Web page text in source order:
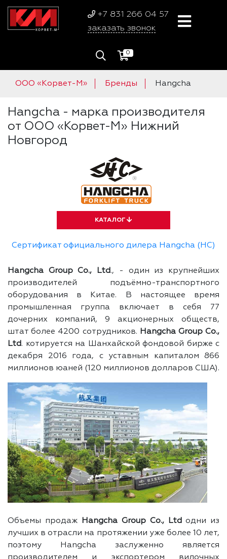
+7 831 266 04 57
заказать звонок
0
ООО «Корвет-М» Бренды Hangcha
Hangcha - марка производителя
от ООО «Корвет-М» Нижний
Новгород
КАТАЛОГ
Сертификат официального дилера Hangcha (HC)
Hangcha Group Co., Ltd., - один из крупнейших
производителей подъёмно-транспортного
оборудования в Китае. В настоящее время
промышленная группа включает в себя 77
дочерних компаний, 9 акционерных обществ,
штат более 4200 сотрудников. Hangcha Group Co.,
Ltd. котируется на Шанхайской фондовой бирже с
декабря 2016 года, с уставным капиталом 866
миллионов юаней (120 миллионов долларов США).
Объемы продаж Hangcha Group Co., Ltd одни из
лучших в отрасли на протяжении уже более 10 лет,
поэтому Hangcha заслуженно является
производителем и экспортером вилочных